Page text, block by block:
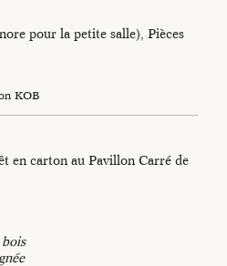
pour la petite salle), Pièces
KOB
en carton au Pavillon Carré de